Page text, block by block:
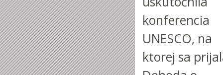
konferencia
UNESCO, na
ktorej sa